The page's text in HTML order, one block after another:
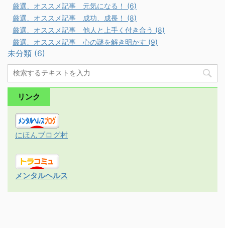
厳選、オススメ記事 元気になる！ (6)
厳選、オススメ記事 成功、成長！ (8)
厳選、オススメ記事 他人と上手く付き合う (8)
厳選、オススメ記事 心の謎を解き明かす (9)
未分類 (6)
リンク
にほんブログ村
メンタルヘルス